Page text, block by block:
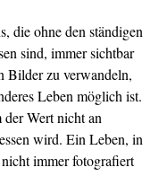
die ohne den ständigen
sind, immer sichtbar
Bilder zu verwandeln,
Leben möglich ist.
Wert nicht an
wird. Ein Leben, in
immer fotografiert